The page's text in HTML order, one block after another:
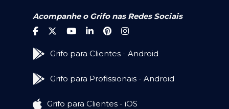
Acompanhe o Grifo nas Redes Sociais
Grifo para Clientes - Android
Grifo para Profissionais - Android
Grifo para Clientes - iOS